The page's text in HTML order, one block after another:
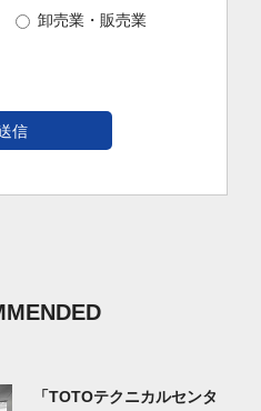
卸売業・販売業
「TOTOテクニカルセンタ